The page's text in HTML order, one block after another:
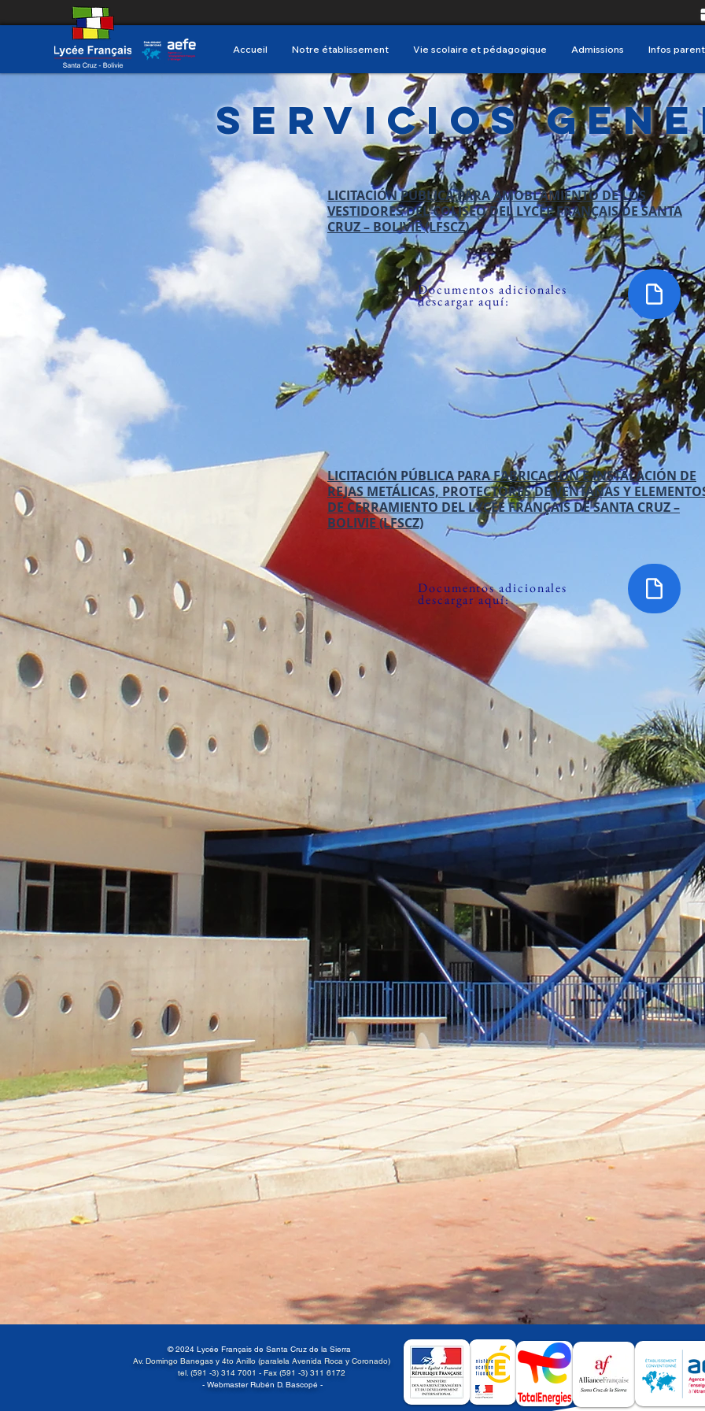
Accueil Notre établissement Vie scolaire et pédagogique Admissions Infos
Servicios
LICITACIÓN PÚBLICA PARA AMOBLAMIENTO DE LOS
VESTIDORES DEL COLISEO DEL LYCÉE FRANÇAIS DE SANTA
CRUZ – BOLIVIE (LFSCZ)
Documentos adicionales
descargar aquí:
LICITACIÓN PÚBLICA PARA FABRICACIÓN E INSTALACIÓN DE
REJAS METÁLICAS, PROTECTORES DE VENTANAS Y
DE CERRAMIENTO DEL LYCÉE FRANÇAIS DE SANTA CRUZ –
BOLIVIE (LFSCZ)
Documentos adicionales
descargar aquí:
© 2024 Lycée Français de Santa Cruz de la Sierra
Av. Domingo Banegas y 4to Anillo (paralela Avenida Roca y Coronado)
tel. (591 -3) 314 7001 - Fax (591 -3) 311 6172
- Webmaster Rubén D. Bascopé -